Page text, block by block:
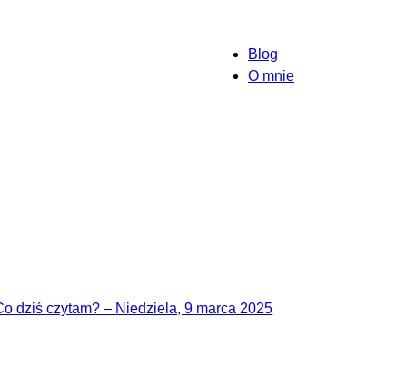
Blog
O mnie